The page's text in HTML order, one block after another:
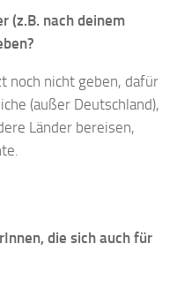
(z.B. nach deinem
noch nicht geben, dafür
(außer Deutschland),
Länder bereisen,
die sich auch für